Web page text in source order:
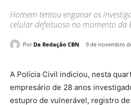
Homem tentou enganar os
celular defeituoso no momento da
Por Da Redação CBN 9 de novembro
A Polícia Civil indiciou, nesta
empresário de 28 anos
estupro de vulnerável, registro